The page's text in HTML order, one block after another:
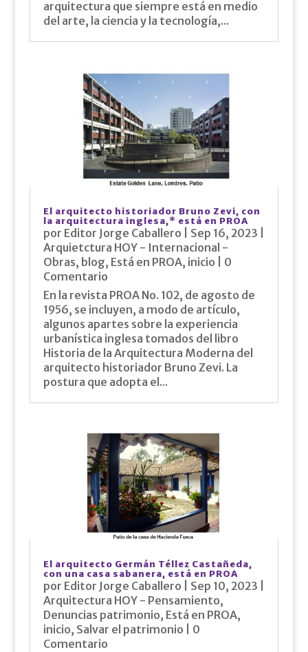
arquitectura que siempre está en medio
del arte, la ciencia y la tecnología,...
El arquitecto historiador Bruno Zevi, con
la arquitectura inglesa,* está en PROA
por Editor Jorge Caballero Sep 16, 2023
Arquietctura HOY - Internacional -
Obras, blog, Está en PROA, inicio | 0
Comentario
En la revista PROA No. 102, de agosto de
1956, se incluyen, a modo de artículo,
algunos apartes sobre la experiencia
urbanística inglesa tomados del libro
Historia de la Arquitectura Moderna del
arquitecto historiador Bruno Zevi. La
postura que adopta el...
El arquitecto Germán Téllez Castañeda,
con una casa sabanera, está en PROA
por Editor Jorge Caballero Sep 10, 2023
Arquitectura HOY - Pensamiento,
Denuncias patrimonio, Está en PROA,
inicio, Salvar el patrimonio | 0
Comentario